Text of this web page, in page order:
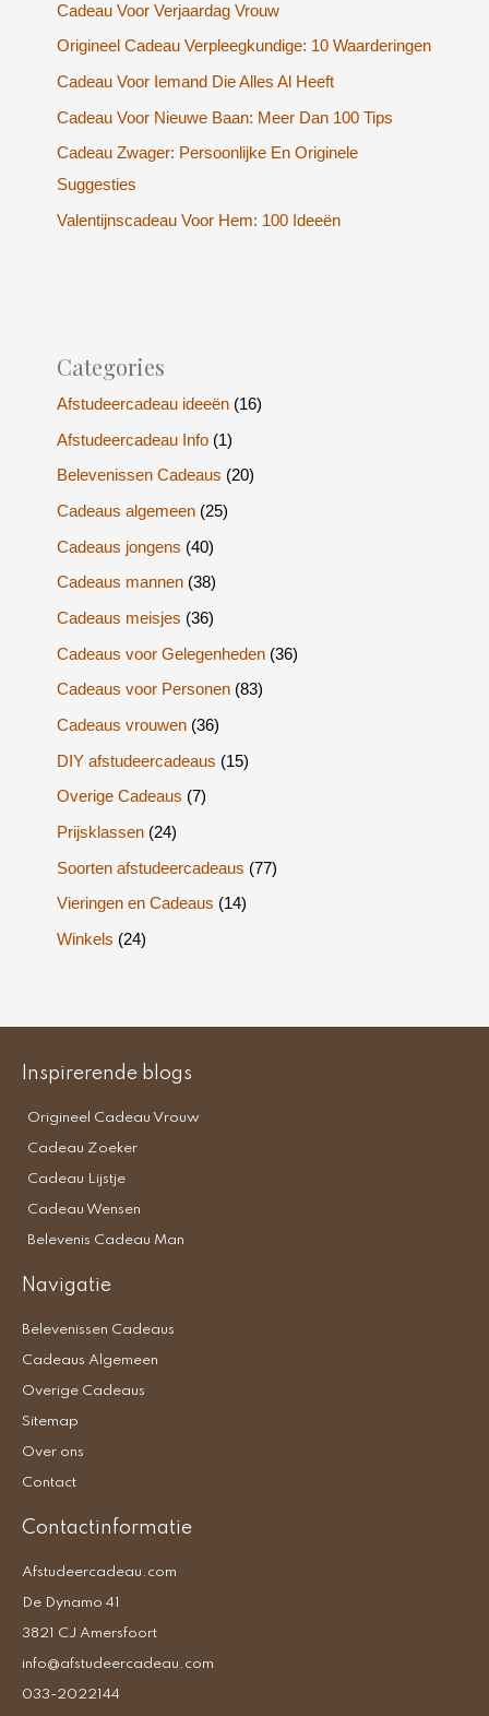
Cadeau Voor Verjaardag Vrouw
Origineel Cadeau Verpleegkundige: 10 Waarderingen
Cadeau Voor Iemand Die Alles Al Heeft
Cadeau Voor Nieuwe Baan: Meer Dan 100 Tips
Cadeau Zwager: Persoonlijke En Originele
Suggesties
Valentijnscadeau Voor Hem: 100 Ideeën
Categories
Afstudeercadeau ideeën (16)
Afstudeercadeau Info (1)
Belevenissen Cadeaus (20)
Cadeaus algemeen (25)
Cadeaus jongens (40)
Cadeaus mannen (38)
Cadeaus meisjes (36)
Cadeaus voor Gelegenheden (36)
Cadeaus voor Personen (83)
Cadeaus vrouwen (36)
DIY afstudeercadeaus (15)
Overige Cadeaus (7)
Prijsklassen (24)
Soorten afstudeercadeaus (77)
Vieringen en Cadeaus (14)
Winkels (24)
Inspirerende blogs
Origineel Cadeau Vrouw
Cadeau Zoeker
Cadeau Lijstje
Cadeau Wensen
Belevenis Cadeau Man
Navigatie
Belevenissen Cadeaus
Cadeaus Algemeen
Overige Cadeaus
Sitemap
Over ons
Contact
Contactinformatie
Afstudeercadeau.com
De Dynamo 41
3821 CJ Amersfoort
info@afstudeercadeau.com
033-2022144